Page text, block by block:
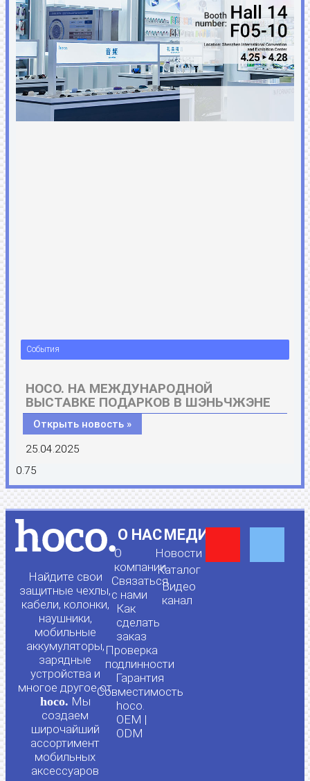
События
HOCO. НА МЕЖДУНАРОДНОЙ
ВЫСТАВКЕ ПОДАРКОВ В ШЭНЬЧЖЭНЕ
Открыть новость »
25.04.2025
Найдите свои
защитные чехлы,
кабели, колонки,
наушники,
мобильные
аккумуляторы,
зарядные
устройства и
многое другое от
hoco. Мы
создаем
широчайший
ассортимент
мобильных
аксессуаров
О НАС
О
компании
Связаться
с нами
Как
сделать
заказ
Проверка
подлинности
Гарантия
Совместимость
hoco.
OEM |
ODM
МЕДИА
Новости
Каталог
Видео
канал